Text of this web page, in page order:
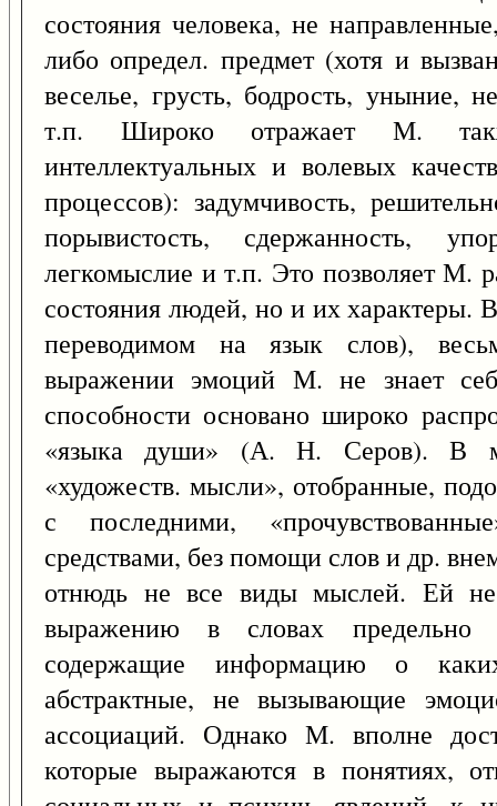
состояния человека, не
либо определ. предмет (хотя и
веселье, грусть, бодрость, уныние,
т.п. Широко отражает М.
интеллектуальных и волевых
процессов): задумчивость,
порывистость, сдержанность,
легкомыслие и т.п. Это позволяет М.
состояния людей, но и их характеры.
переводимом на язык слов),
выражении эмоций М. не знает
способности основано широко
«языка души» (А. Н. Серов). В
«художеств. мысли», отобранные,
с последними,
средствами, без помощи слов и др.
отнюдь не все виды мыслей. Ей не
выражению в словах предельно
содержащие информацию о
абстрактные, не вызывающие
ассоциаций. Однако М. вполне
которые выражаются в понятиях,